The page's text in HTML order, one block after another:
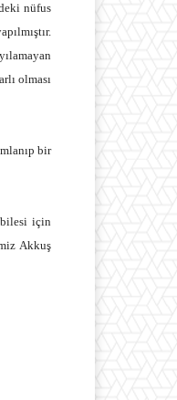
nüfus
olması
bir
için
Akkuş